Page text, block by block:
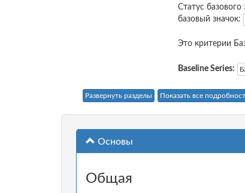
Статус базового
базовый значок:
Это критерии
Baseline Series:
Развернуть разделы Показать все
Основы
Общая